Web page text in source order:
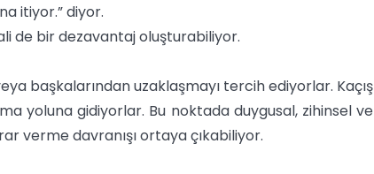
itiyor.” diyor.
de bir dezavantaj oluşturabiliyor.
başkalarından uzaklaşmayı tercih ediyorlar. Kaçış
yoluna gidiyorlar. Bu noktada duygusal, zihinsel ve
verme davranışı ortaya çıkabiliyor.